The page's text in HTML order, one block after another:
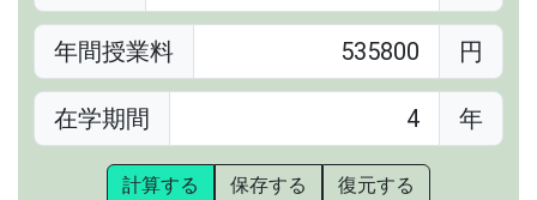
年間授業料 円
在学期間 年
計算する 保存する 復元する